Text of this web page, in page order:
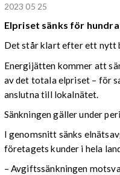
2023 05 25
Elpriset sänks för
Det står klart efter ett nytt
Energijätten kommer att
av det totala elpriset – för
anslutna till lokalnätet.
Sänkningen gäller under
I genomsnitt sänks
företagets kunder i hela
– Avgiftssänkningen